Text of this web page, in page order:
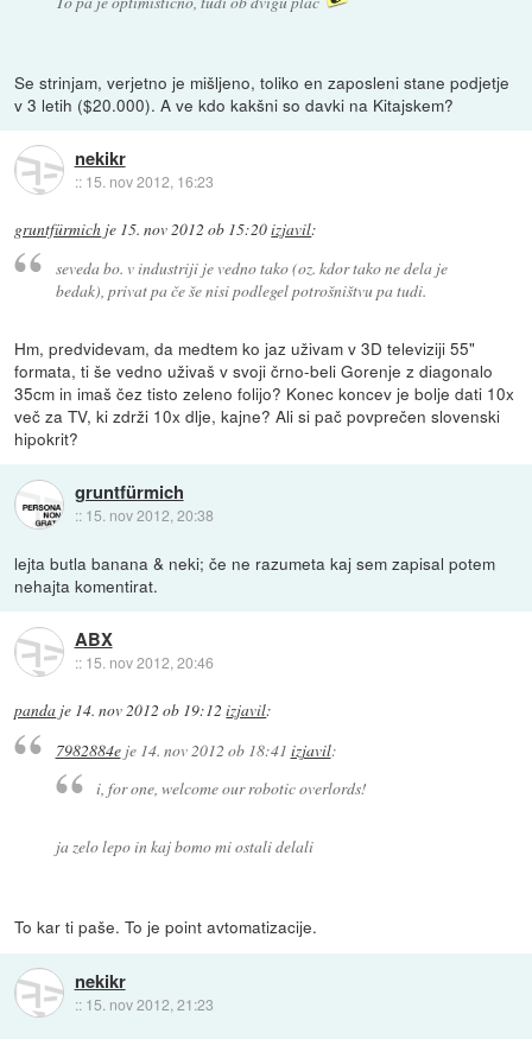
Se strinjam, verjetno je mišljeno, toliko en zaposleni stane podjetje
v 3 letih ($20.000). A ve kdo kakšni so davki na Kitajskem?
nekikr
:: 15. nov 2012, 16:23
gruntfürmich je 15. nov 2012 ob 15:20izjavil:
seveda bo. v industriji je vedno tako (oz. kdor tako ne dela je
bedak), privat pa če še nisi podlegel potrošništvu pa tudi.
Hm, predvidevam, da medtem ko jaz uživam v 3D televiziji 55"
formata, ti še vedno uživaš v svoji črno-beli Gorenje z diagonalo
35cm in imaš čez tisto zeleno folijo? Konec koncev je bolje dati 10x
več za TV, ki zdrži 10x dlje, kajne? Ali si pač povprečen slovenski
hipokrit?
gruntfürmich
:: 15. nov 2012, 20:38
lejta butla banana & neki; če ne razumeta kaj sem zapisal potem
nehajta komentirat.
ABX
:: 15. nov 2012, 20:46
panda je 14. nov 2012 ob 19:12 izjavil:
7982884eje 14. nov 2012 ob 18:41 izjavil:
i, for one, welcome our robotic overlords!
ja zelo lepo in kaj bomo mi ostali delali
To kar ti paše. To je point avtomatizacije.
nekikr
:: 15. nov 2012, 21:23